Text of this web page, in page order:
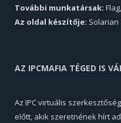
További munkatársak:
Az oldal készítője: Solarian
AZ IPCMAFIA TÉGED IS
Az IPC virtuális
előtt, akik szeretnének hírt